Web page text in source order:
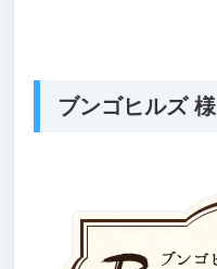
ブンゴヒルズ 様